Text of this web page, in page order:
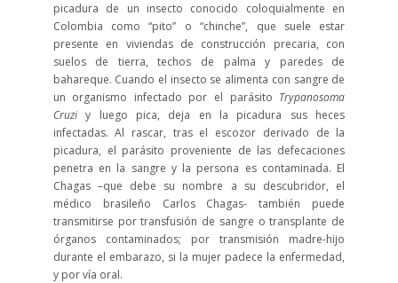
picadura de un insecto conocido coloquialmente en
Colombia como “pito” o “chinche”, que suele estar
presente en viviendas de construcción precaria, con
suelos de tierra, techos de palma y paredes de
bahareque. Cuando el insecto se alimenta con sangre de
un organismo infectado por el parásito Trypanosoma
Cruziy luego pica, deja en la picadura sus heces
infectadas. Al rascar, tras el escozor derivado de la
picadura, el parásito proveniente de las defecaciones
penetra en la sangre y la persona es contaminada. El
Chagas –que debe su nombre a su descubridor, el
médico brasileño Carlos Chagas- también puede
transmitirse por transfusión de sangre o transplante de
órganos contaminados; por transmisión madre-hijo
durante el embarazo, si la mujer padece la enfermedad,
y por vía oral.